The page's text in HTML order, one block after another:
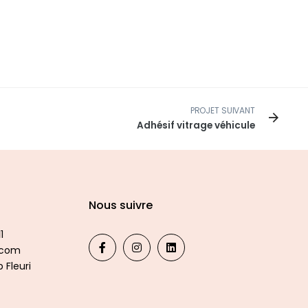
PROJET SUIVANT
Adhésif vitrage véhicule
Fleuri
Nous suivre